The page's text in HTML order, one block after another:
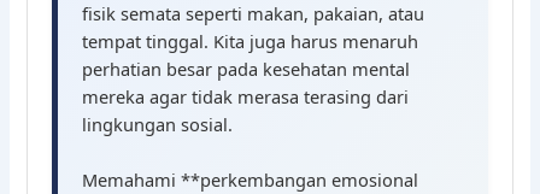
fisik semata seperti makan, pakaian, atau
tempat tinggal. Kita juga harus menaruh
perhatian besar pada kesehatan mental
mereka agar tidak merasa terasing dari
lingkungan sosial.
Memahami **perkembangan emosional